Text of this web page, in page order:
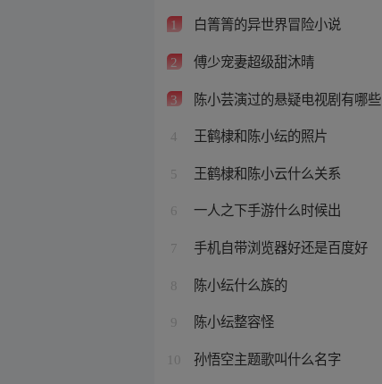
1 白箐箐的异世界冒险小说
2 傅少宠妻超级甜沐晴
3 陈小芸演过的悬疑电视剧有哪些
4 王鹤棣和陈小纭的照片
5 王鹤棣和陈小云什么关系
6 一人之下手游什么时候出
7 手机自带浏览器好还是百度好
8 陈小纭什么族的
9 陈小纭整容怪
10 孙悟空主题歌叫什么名字